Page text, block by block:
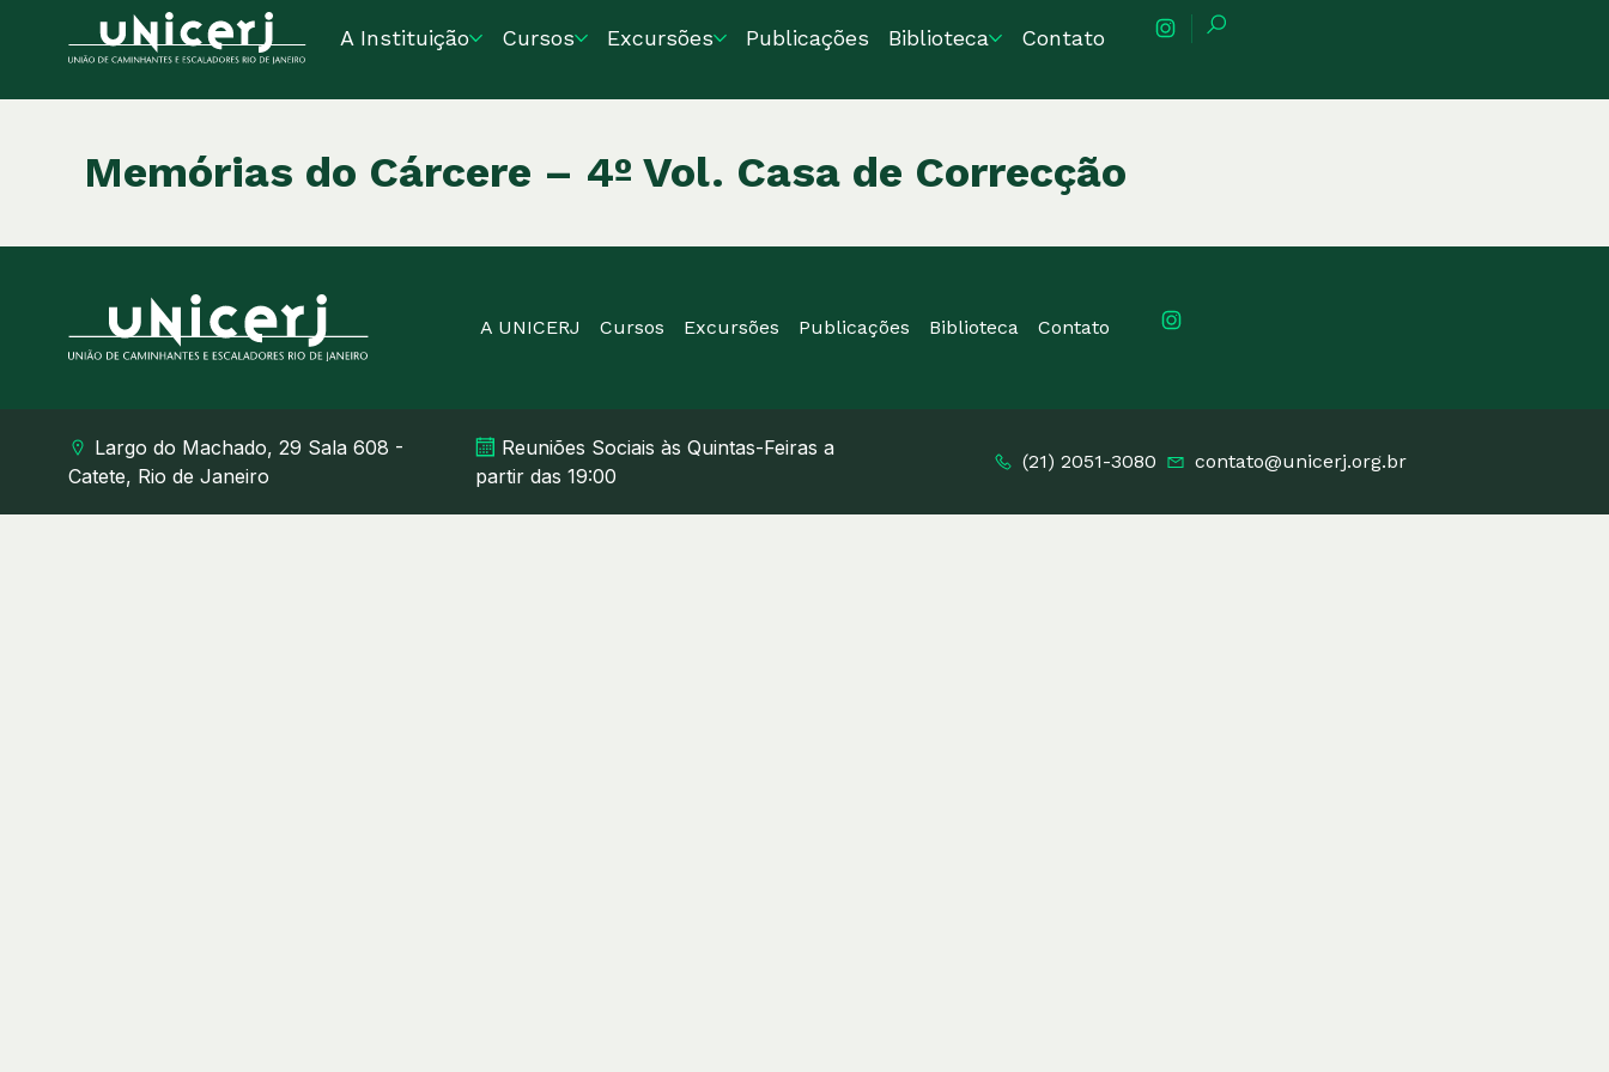
A Instituição Cursos Excursões Publicações Biblioteca Contato
Memórias do Cárcere – 4º Vol. Casa de Correcção
A UNICERJ Cursos Excursões Publicações Biblioteca Contato
Largo do Machado, 29 Sala 608 -
Catete, Rio de Janeiro
Reuniões Sociais às Quintas-Feiras a
partir das 19:00
(21) 2051-3080 contato@unicerj.org.br